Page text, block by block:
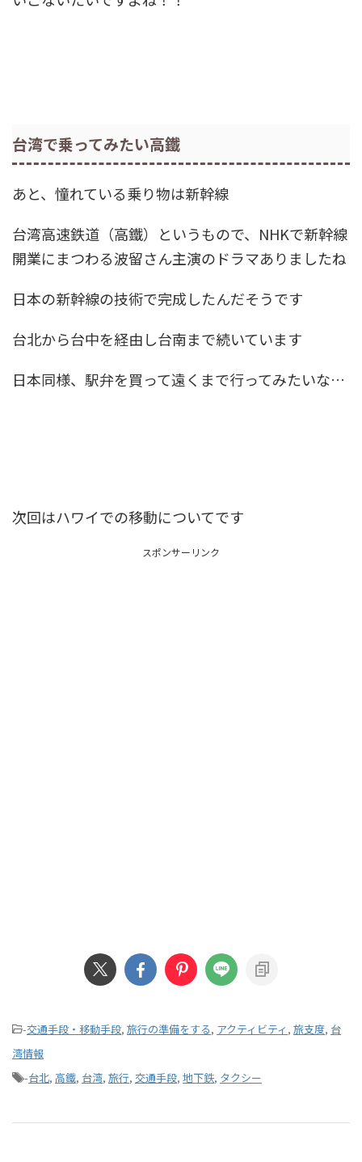
台湾で乗ってみたい高鐵
あと、憧れている乗り物は新幹線
台湾高速鉄道（高鐵）というもので、NHKで新幹線
開業にまつわる波留さん主演のドラマありましたね
日本の新幹線の技術で完成したんだそうです
台北から台中を経由し台南まで続いています
日本同様、駅弁を買って遠くまで行ってみたいな…
次回はハワイでの移動についてです
スポンサーリンク
-交通手段・移動手段, 旅行の準備をする, アクティビティ , 旅支度, 台
湾情報
-台北, 高鐵, 台湾, 旅行, 交通手段, 地下鉄, タクシー